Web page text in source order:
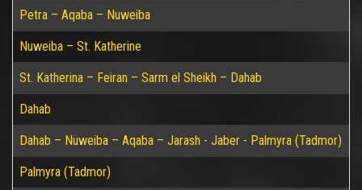
Petra – Aqaba – Nuweiba
Nuweiba – St. Katherine
St. Katherina – Feiran – Sarm el Sheikh – Dahab
Dahab
Dahab – Nuweiba – Aqaba – Jarash - Jaber - Palmyra (Tadmor)
Palmyra (Tadmor)